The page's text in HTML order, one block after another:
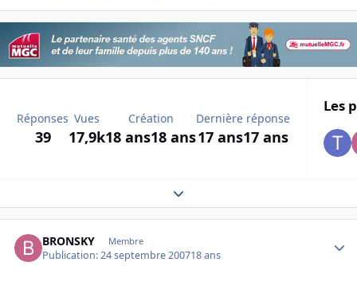
Réponses
39
Vues
17,9k
Création
18 ans18 ans
Dernière réponse
17 ans17 ans
Les
Expand topic overview
BRONSKY Membre
Publication:24 septembre 200718 ans